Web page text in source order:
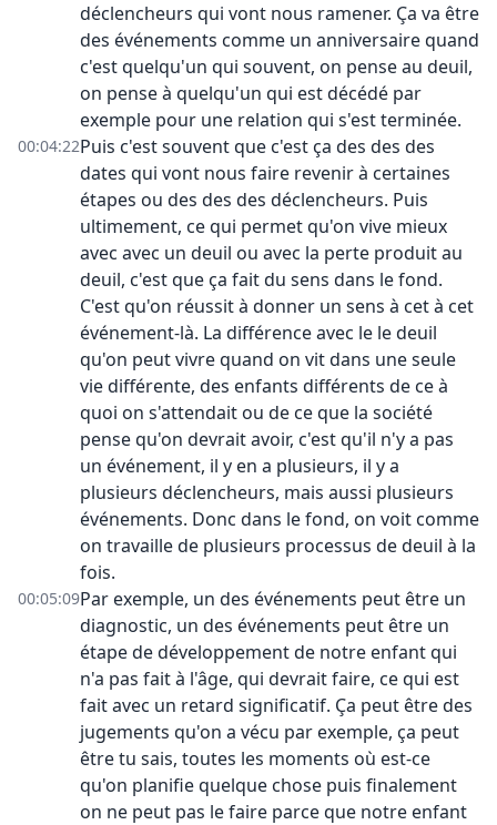
déclencheurs qui vont nous ramener. Ça va être
des événements comme un anniversaire quand
c'est quelqu'un qui souvent, on pense au deuil,
on pense à quelqu'un qui est décédé par
exemple pour une relation qui s'est terminée.
00:04:22Puis c'est souvent que c'est ça des des des
dates qui vont nous faire revenir à certaines
étapes ou des des des déclencheurs. Puis
ultimement, ce qui permet qu'on vive mieux
avec avec un deuil ou avec la perte produit au
deuil, c'est que ça fait du sens dans le fond.
C'est qu'on réussit à donner un sens à cet à cet
événement-là. La différence avec le le deuil
qu'on peut vivre quand on vit dans une seule
vie différente, des enfants différents de ce à
quoi on s'attendait ou de ce que la société
pense qu'on devrait avoir, c'est qu'il n'y a pas
un événement, il y en a plusieurs, il y a
plusieurs déclencheurs, mais aussi plusieurs
événements. Donc dans le fond, on voit comme
on travaille de plusieurs processus de deuil à la
fois.
00:05:09Par exemple, un des événements peut être un
diagnostic, un des événements peut être un
étape de développement de notre enfant qui
n'a pas fait à l'âge, qui devrait faire, ce qui est
fait avec un retard significatif. Ça peut être des
jugements qu'on a vécu par exemple, ça peut
être tu sais, toutes les moments où est-ce
qu'on planifie quelque chose puis finalement
on ne peut pas le faire parce que notre enfant